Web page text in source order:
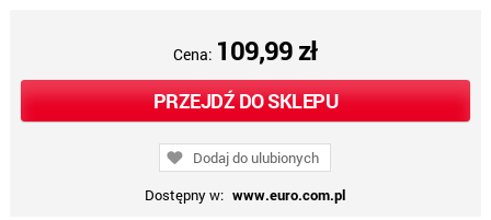
Cena: 109,99 zł
PRZEJDŹ DO SKLEPU
Dodaj do ulubionych
Dostępny w: www.euro.com.pl